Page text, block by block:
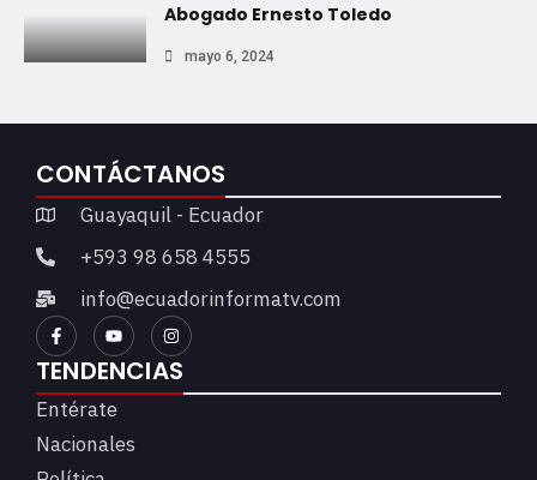
Abogado Ernesto Toledo
mayo 6, 2024
CONTÁCTANOS
Guayaquil - Ecuador
+593 98 658 4555
info@ecuadorinformatv.com
TENDENCIAS
Entérate
Nacionales